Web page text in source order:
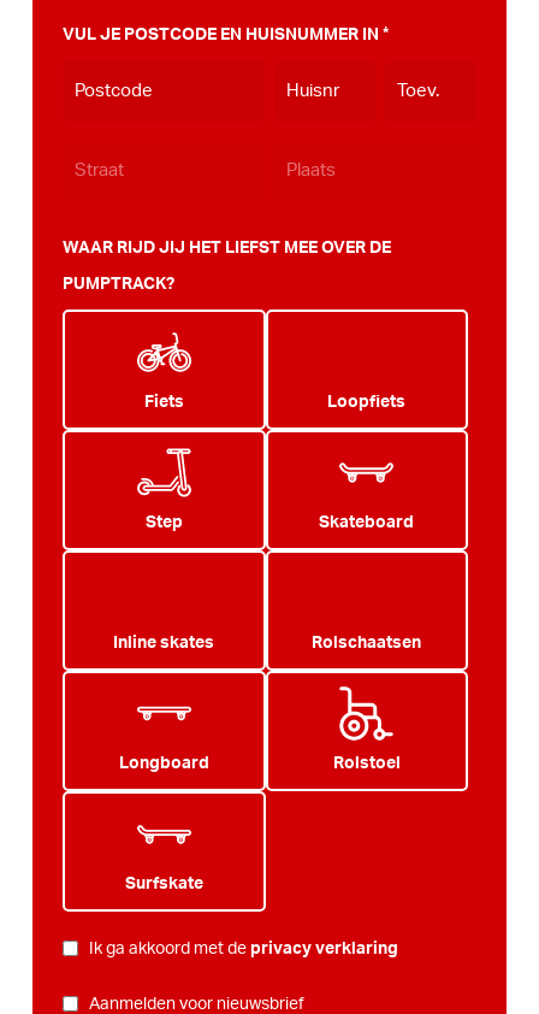
MM
JJJJ
VUL JE POSTCODE EN HUISNUMMER IN *
WAAR RIJD JIJ HET LIEFST MEE OVER DE
PUMPTRACK?
Fiets Loopfiets
Step Skateboard
Inline skates Rolschaatsen
Longboard Rolstoel
Surfskate
PRIVACY*
Ik ga akkoord met de privacy verklaring
NIEUWSBRIEF
Aanmelden voor nieuwsbrief